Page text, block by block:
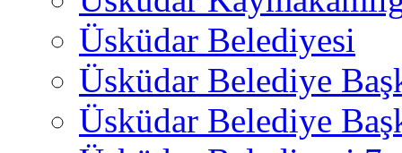
Üsküdar Belediyesi
Üsküdar Belediye
Üsküdar Belediye